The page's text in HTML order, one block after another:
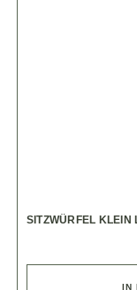
SITZWÜRFEL KLEIN
IN